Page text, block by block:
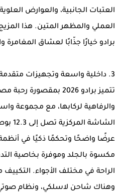
العتبات الجانبية، والعوارض
العملي والمظهر المتين. هذا
برادو خيارًا جذّابًا لعشاق المغامرة
3. داخلية واسعة وتجهيزات متقدمة
تتميز برادو 2026
والرفاهية لركابها، مع مجموعة
عرضًا واضحًا وتحكمًا ذكيًا في أنظمة
مكسوة بالجلد وموفرة بخاصية
الراحة في مختلف الأجواء.